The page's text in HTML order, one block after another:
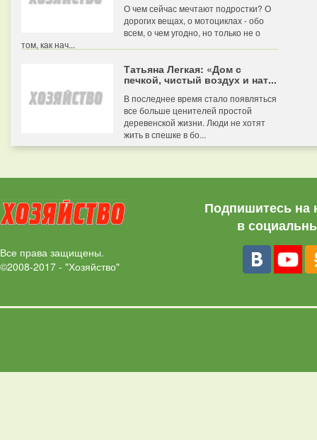
О чем сейчас мечтают подростки? О
дорогих вещах, о мотоциклах - обо
всем, о чем угодно, но только не о
том, как нач...
Татьяна Легкая: «Дом с
печкой, чистый воздух и нат...
В последнее время стало появляться
все больше ценителей простой
деревенской жизни. Люди не хотят
жить в спешке в бо...
Все права защищены.
©2008-2017 - "Хозяйство"
Подпишитесь на
в